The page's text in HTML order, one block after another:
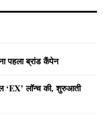
पहला ब्रांड कैंपेन
‘EX’ लॉन्च की, शुरुआती